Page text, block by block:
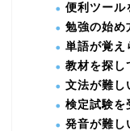
便利ツール
勉強の始め
単語が覚え
教材を探し
文法が難し
検定試験を
発音が難し